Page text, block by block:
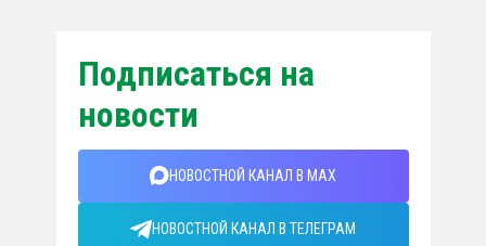
Подписаться на
новости
НОВОСТНОЙ КАНАЛ В MAX
НОВОСТНОЙ КАНАЛ В ТЕЛЕГРАМ